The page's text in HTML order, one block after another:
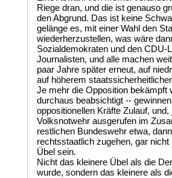
Riege dran, und die ist genauso
den Abgrund. Das ist keine
gelänge es, mit einer Wahl den
wiederherzustellen, was wäre
Sozialdemokraten und den CDU-
Journalisten, und alle machen
paar Jahre später erneut, auf
auf höherem
Je mehr die Opposition bekämpft
durchaus beabsichtigt --
oppositionellen Kräfte Zulauf,
Volksnotwehr ausgerufen im
restlichen Bundeswehr etwa,
rechtsstaatlich zugehen, gar
Übel sein.
Nicht das kleinere Übel als die
wurde, sondern das kleinere als